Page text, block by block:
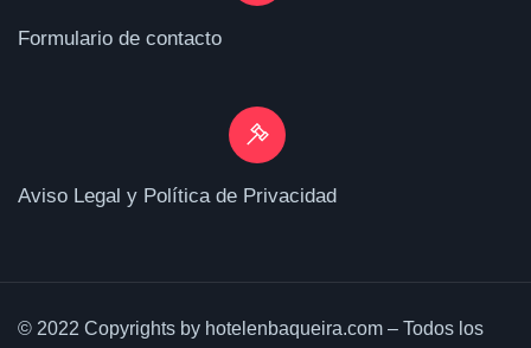
Formulario de contacto
Aviso Legal y Política de Privacidad
© 2022 Copyrights by hotelenbaqueira.com – Todos los